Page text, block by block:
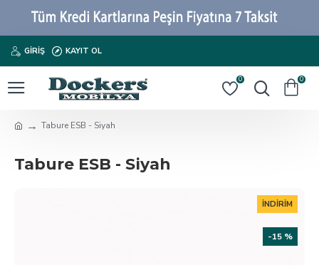
GIRIŞ KAYIT OL
0 0
Tabure ESB - Siyah
Tabure ESB - Siyah
İNDIRIM
-15 %